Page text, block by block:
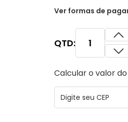
Ver formas de
QTD:
Calcular o valor